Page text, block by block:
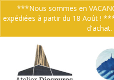
Votre panier
***Nous sommes en
expédiées à partir du 18 Août !
d'achat.